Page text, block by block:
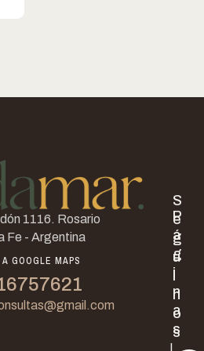
1116. Rosario
Fe - Argentina
GOOGLE MAPS
P
á
g
i
n
a
s
I
S
e
g
u
n
o
s